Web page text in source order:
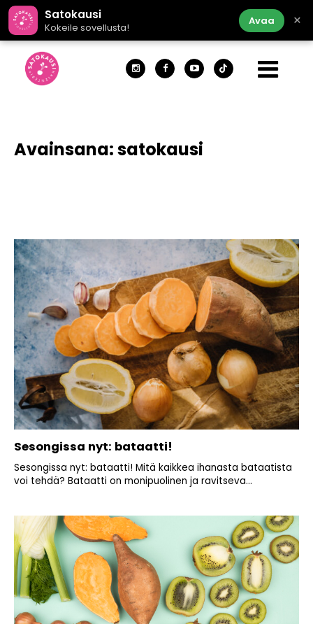
Satokausi
Kokeile sovellusta!
Avaa ×
Avainsana:satokausi
Sesongissa nyt: bataatti!
Sesongissa nyt: bataatti! Mitä kaikkea ihanasta bataatista
voi tehdä? Bataatti on monipuolinen ja ravitseva...